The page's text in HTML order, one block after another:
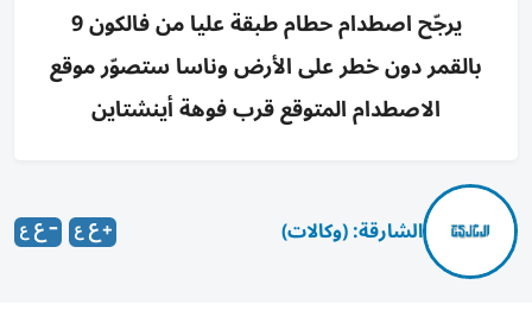
يرجّح اصطدام حطام طبقة عليا من فالكون 9
بالقمر دون خطر على الأرض وناسا ستصوّر موقع
الاصطدام المتوقع قرب فوهة أينشتاين
الشارقة: (وكالات)